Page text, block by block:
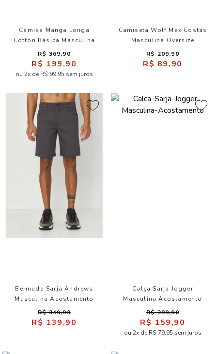
Camisa Manga Longa
Cotton Básica Masculina
Acostamento
R$ 369,90
R$ 199,90
ou 2x de R$ 99,95 sem juros
Camiseta Wolf Max Costas
Masculina Oversize
Acostamento
R$ 209,90
R$ 89,90
Bermuda Sarja Andrews
Masculina Acostamento
R$ 349,90
R$ 139,90
Calça Sarja Jogger
Masculina Acostamento
R$ 399,90
R$ 159,90
ou 2x de R$ 79,95 sem juros